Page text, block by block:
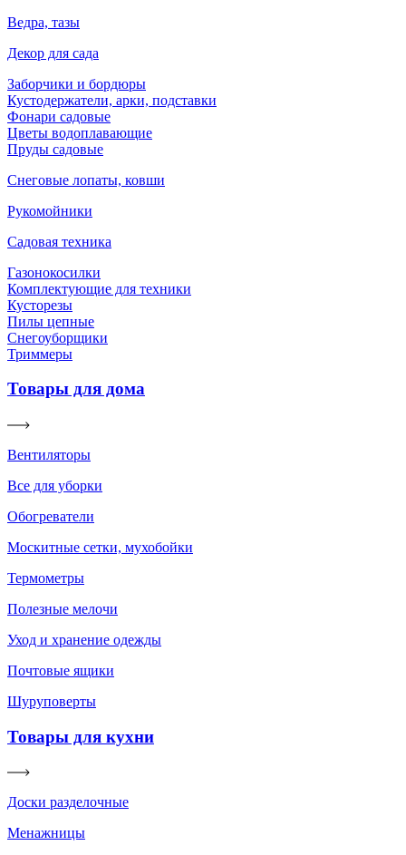
Ведра, тазы
Декор для сада
Заборчики и бордюры
Кустодержатели, арки, подставки
Фонари садовые
Цветы водоплавающие
Пруды садовые
Снеговые лопаты, ковши
Рукомойники
Садовая техника
Газонокосилки
Комплектующие для техники
Кусторезы
Пилы цепные
Снегоуборщики
Триммеры
Товары для дома
Вентиляторы
Все для уборки
Обогреватели
Москитные сетки, мухобойки
Термометры
Полезные мелочи
Уход и хранение одежды
Почтовые ящики
Шуруповерты
Товары для кухни
Доски разделочные
Менажницы